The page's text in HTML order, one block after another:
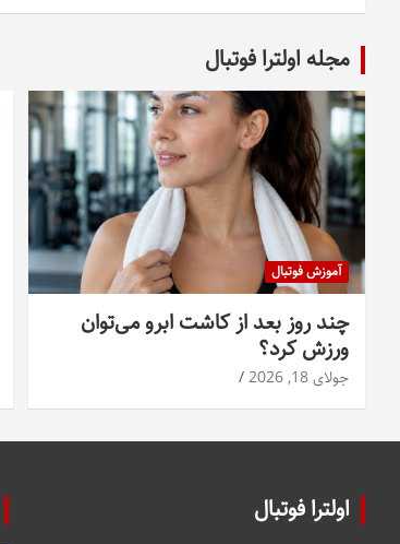
مجله اولترا فوتبال
آموزش فوتبال
چند روز بعد از کاشت ابرو می‌توان
ورزش کرد؟
جولای 18, 2026
اولترا فوتبال